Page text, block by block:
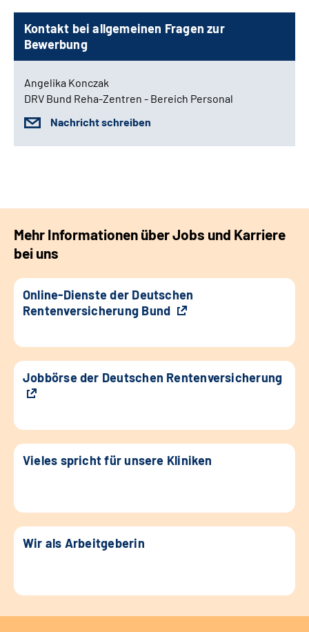
Kontakt bei allgemeinen Fragen zur
Bewerbung
Angelika Konczak
DRV Bund Reha-Zentren - Bereich Personal
Nachricht schreiben
Mehr Informationen über Jobs und Karriere
bei uns
Online-Dienste der Deutschen
Rentenversicherung Bund
Jobbörse der Deutschen Rentenversicherung
Vieles spricht für unsere Kliniken
Wir als Arbeitgeberin